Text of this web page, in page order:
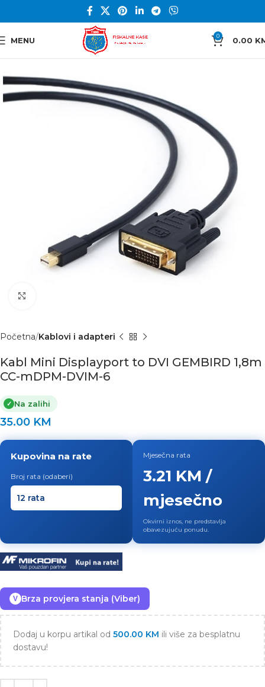
MENU 0 0.00
Početna Kablovi i adapteri
Kabl Mini Displayport to DVI GEMBIRD 1,8m
CC-mDPM-DVIM-6
✓ Na zalihi
35.00 KM
Kupovina na rate
Broj rata (odaberi)
Mjesečna rata
3.21 KM /
mjesečno
Okvirni iznos, ne predstavlja
obavezujuću ponudu.
V Brza provjera stanja (Viber)
Dodaj u korpu artikal od 500.00 KM ili više za besplatnu
dostavu!